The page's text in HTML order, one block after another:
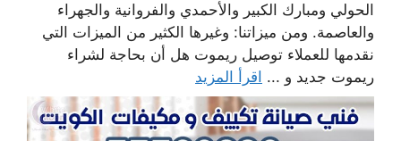
الحولي ومبارك الكبير والأحمدي والفروانية والجهراء
والعاصمة. ومن ميزاتنا: وغيرها الكثير من الميزات التي
نقدمها للعملاء توصيل ريموت هل أن بحاجة لشراء
ريموت جديد و ... اقرأ المزيد